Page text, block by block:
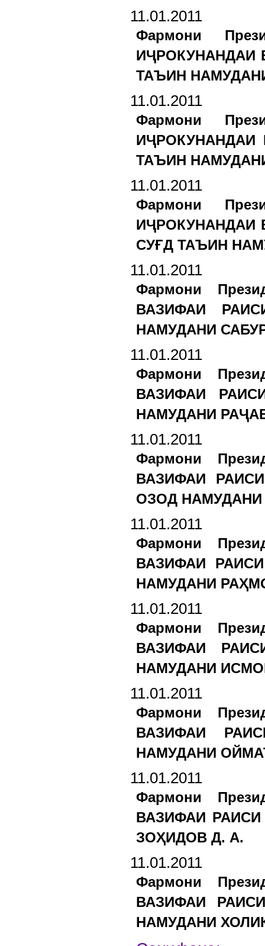
11.01.2011
Фармони
ИҶРОКУНАНДАИ
ТАЪИН
11.01.2011
Фармони
ТАЪИН
11.01.2011
Фармони
ИҶРОКУНАНДАИ
СУҒД ТАЪИН
11.01.2011
Фармони
ВАЗИФАИ
НАМУДАНИ
11.01.2011
Фармони
ВАЗИФАИ
НАМУДАНИ
11.01.2011
Фармони
ВАЗИФАИ
ОЗОД
11.01.2011
Фармони
ВАЗИФАИ
НАМУДАНИ
11.01.2011
Фармони
ВАЗИФАИ
НАМУДАНИ
11.01.2011
Фармони
ВАЗИФАИ
НАМУДАНИ
11.01.2011
Фармони
ВАЗИФАИ
ЗОҲИДОВ Д. А.
11.01.2011
Фармони
ВАЗИФАИ
НАМУДАНИ